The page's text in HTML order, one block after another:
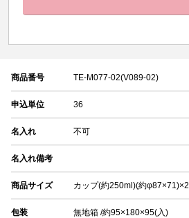
商品番号 TE-M077-02(V089-02)
申込単位 36
名入れ 不可
名入れ備考
商品サイズ カップ(約250ml)(約φ87×71)×2
包装 無地箱 /約95×180×95(入)